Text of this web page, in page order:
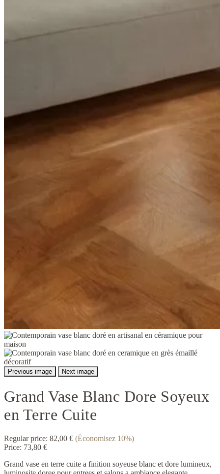
Previous image Next image
Grand Vase Blanc Dore Soyeux
en Terre Cuite
Regular price: 82,00 € (Économisez 10%)
Price: 73,80 €
Grand vase en terre cuite a finition soyeuse blanc et dore lumineux,